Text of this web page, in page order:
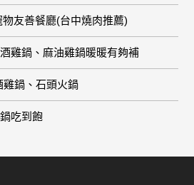
友善餐廳(台中燒肉推薦)
雞鍋、麻油雞鍋暖暖有夠補
雞鍋、石頭火鍋
吃到飽